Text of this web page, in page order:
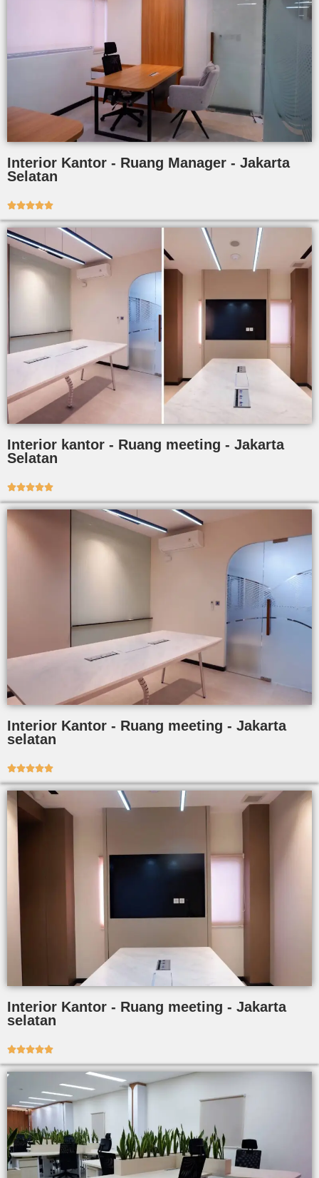
Interior Kantor - Ruang Manager - Jakarta
Selatan

Interior kantor - Ruang meeting - Jakarta
Selatan

Interior Kantor - Ruang meeting - Jakarta
selatan

Interior Kantor - Ruang meeting - Jakarta
selatan
